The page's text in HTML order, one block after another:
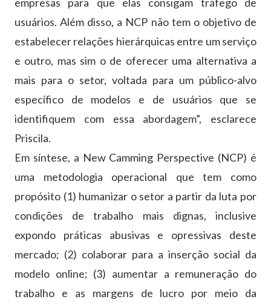
empresas para que elas consigam tráfego de
usuários. Além disso, a NCP não tem o objetivo de
estabelecer relações hierárquicas entre um serviço
e outro, mas sim o de oferecer uma alternativa a
mais para o setor, voltada para um público-alvo
específico de modelos e de usuários que se
identifiquem com essa abordagem”, esclarece
Priscila.
Em síntese, a New Camming Perspective (NCP) é
uma metodologia operacional que tem como
propósito (1) humanizar o setor a partir da luta por
condições de trabalho mais dignas, inclusive
expondo práticas abusivas e opressivas deste
mercado; (2) colaborar para a inserção social da
modelo online; (3) aumentar a remuneração do
trabalho e as margens de lucro por meio da